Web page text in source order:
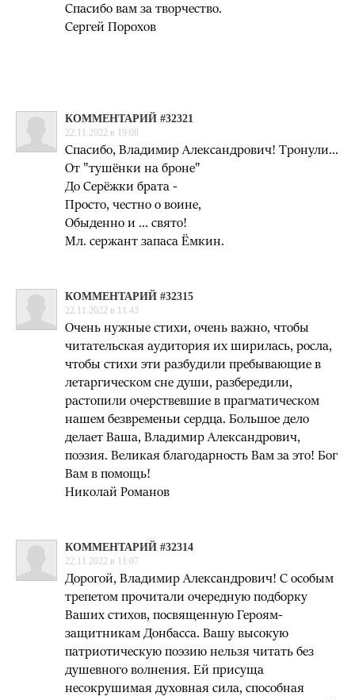
Спасибо вам за творчество.
Сергей Порохов
КОММЕНТАРИЙ #32321
22.11.2022 в 19:08
Спасибо, Владимир Александрович! Тронули...
От "тушёнки на броне"
До Серёжки брата -
Просто, честно о воине,
Обыденно и ... свято!
Мл. сержант запаса Ёмкин.
КОММЕНТАРИЙ #32315
22.11.2022 в 11:43
Очень нужные стихи, очень важно, чтобы
читательская аудитория их ширилась, росла,
чтобы стихи эти разбудили пребывающие в
летаргическом сне души, разбередили,
растопили очерствевшие в прагматическом
нашем безвременьи сердца. Большое дело
делает Ваша, Владимир Александрович,
поэзия. Великая благодарность Вам за это! Бог
Вам в помощь!
Николай Романов
КОММЕНТАРИЙ #32314
22.11.2022 в 11:07
Дорогой, Владимир Александрович! С особым
трепетом прочитали очередную подборку
Ваших стихов, посвященную Героям-
защитникам Донбасса. Вашу высокую
патриотическую поэзию нельзя читать без
душевного волнения. Ей присуща
несокрушимая духовная сила, способная